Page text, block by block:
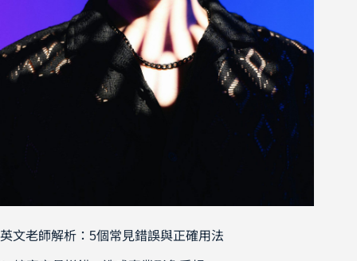
英文老師解析：5個常見錯誤與正確用法